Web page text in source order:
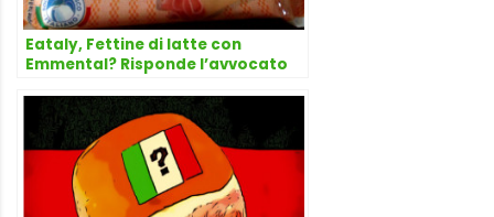
Eataly, Fettine di latte con
Emmental? Risponde l’avvocato